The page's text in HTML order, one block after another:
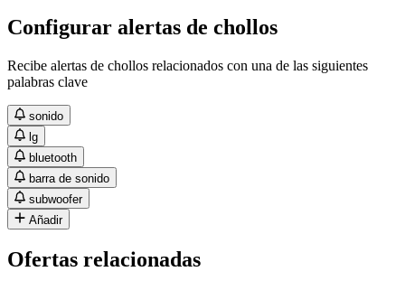
Configurar alertas de chollos
Recibe alertas de chollos relacionados con una de las siguientes
palabras clave
sonido
lg
bluetooth
barra de sonido
subwoofer
Añadir
Ofertas relacionadas